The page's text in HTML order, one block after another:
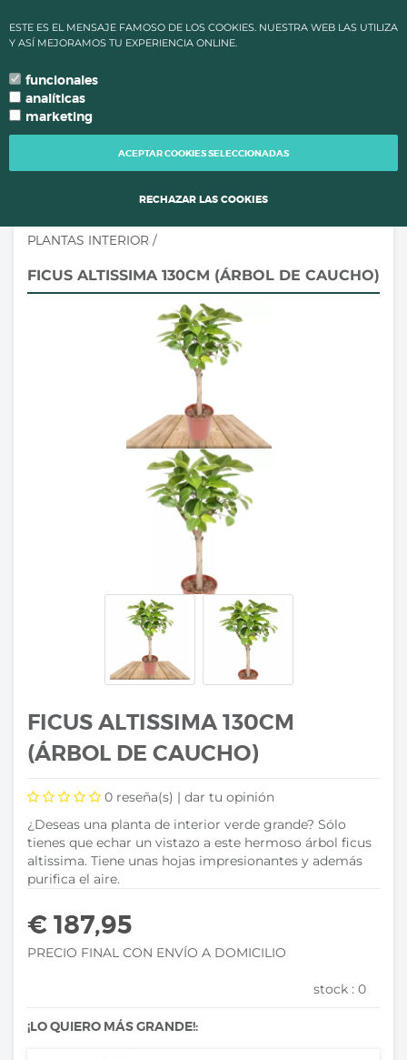
ENVÍO DE PEDIDOS CAMBIAN PARA MANTENER LA CALIDAD DE
TUS PLANTAS.
language TU IDIOMA
PLANTAS INTERIOR /
FICUS ALTISSIMA 130CM (ÁRBOL DE CAUCHO)
FICUS ALTISSIMA 130CM
(ÁRBOL DE CAUCHO)
0 reseña(s) | dar tu opinión
¿Deseas una planta de interior verde grande? Sólo
tienes que echar un vistazo a este hermoso árbol ficus
altissima. Tiene unas hojas impresionantes y además
purifica el aire.
€ 187,95
PRECIO FINAL CON ENVÍO A DOMICILIO
stock : 0
¡LO QUIERO MÁS GRANDE!:
ESTE ES EL MENSAJE FAMOSO DE LOS COOKIES. NUESTRA WEB LAS UTILIZA
Y ASÍ MEJORAMOS TU EXPERIENCIA ONLINE.
funcionales
analíticas
marketing
ACEPTAR COOKIES SELECCIONADAS
RECHAZAR LAS COOKIES